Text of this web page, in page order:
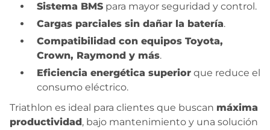
Sistema BMS para mayor seguridad y control.
Cargas parciales sin dañar la batería.
Compatibilidad con equipos Toyota,
Crown, Raymond y más.
Eficiencia energética superior que reduce el
consumo eléctrico.
Triathlon es ideal para clientes que buscan máxima
productividad , bajo mantenimiento y una solución